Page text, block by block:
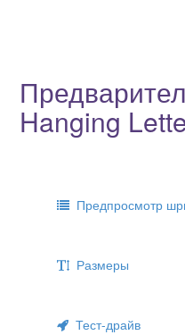
Hanging
Предпросмотр
Размеры
Тест-драйв